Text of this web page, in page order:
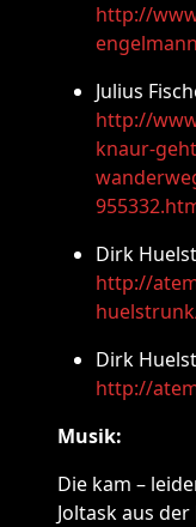
http://
Julius
http://
knaur-
Dirk
http://
Dirk
http://
Musik:
Die kam –
Joltask aus